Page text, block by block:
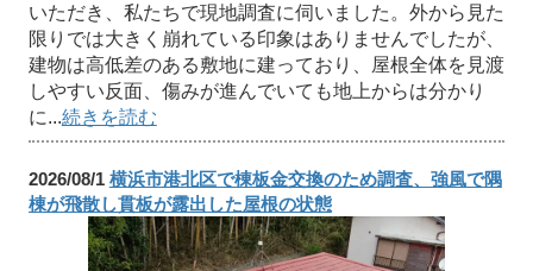
いただき、私たちで現地調査に伺いました。外から見た
限りでは大きく崩れている印象はありませんでしたが、
建物は高低差のある敷地に建っており、屋根全体を見渡
しやすい反面、傷みが進んでいても地上からは分かり
に...続きを読む
2026/08/1 横浜市港北区で棟板金交換のため調査、強風で隅
棟が飛散し貫板が露出した屋根の状態